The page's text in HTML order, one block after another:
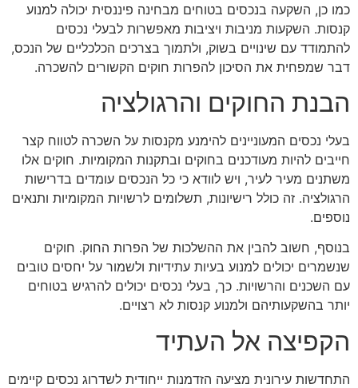
כמו כן, השקעה בנכסים בטוחים מבחינה פיננסית יכולה למנוע
קנסות. השקעות מניבות ויציבות מאפשרות לבעלי נכסים
להתמודד עם שינויים בשוק, ולתמוך בצרכים הכלכליים של הנכס,
דבר שמפחית את הסיכון להפרות חוקים הקשורים להשכרה.
הבנת החוקים והרגולציה
בעלי נכסים המעוניינים להימנע מקנסות על השכרה לטווח קצר
חייבים להיות מעודכנים בחוקים ובתקנות המקומיות. חוקים אלו
משתנים מעיר לעיר, ויש לוודא כי כל הנכסים עומדים בדרישות
הרגולציה. זה כולל רישיונות, תשלומים לרשויות המקומיות ותנאים
נוספים.
בנוסף, חשוב להבין את ההשלכות של הפרות החוק. חוקים
שנשמרים יכולים למנוע בעיות עתידיות ולשמור על יחסים טובים
עם השכנים והרשויות. כך, בעלי נכסים יכולים להרגיש בטוחים
יותר בהשקעותיהם ולמנוע קנסות לא רצויים.
הקפיצה אל העתיד
התחדשות עירונית מציעה הזדמנות ייחודית לשדרוג נכסים קיימים